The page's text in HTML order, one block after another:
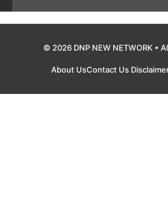
© 2026 DNP NEW NETWORK •
About UsContact Us